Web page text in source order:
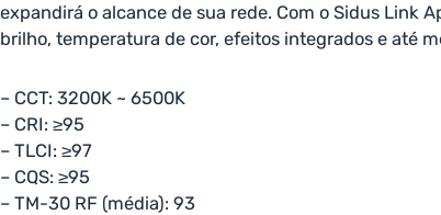
expandirá o alcance de sua rede. Com o Sidus Link
brilho, temperatura de cor, efeitos integrados e até
– CCT: 3200K ~ 6500K
– CRI: ≥95
– TLCI: ≥97
– CQS: ≥95
– TM-30 RF (média): 93